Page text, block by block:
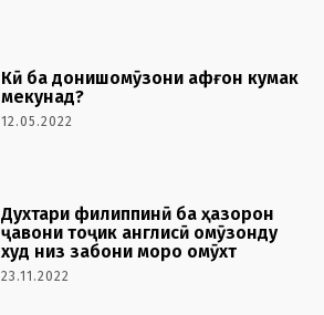
Кӣ ба донишомӯзони афғон кумак
мекунад?
12.05.2022
Духтари филиппинӣ ба ҳазорон
ҷавони тоҷик англисӣ омӯзонду
худ низ забони моро омӯхт
23.11.2022